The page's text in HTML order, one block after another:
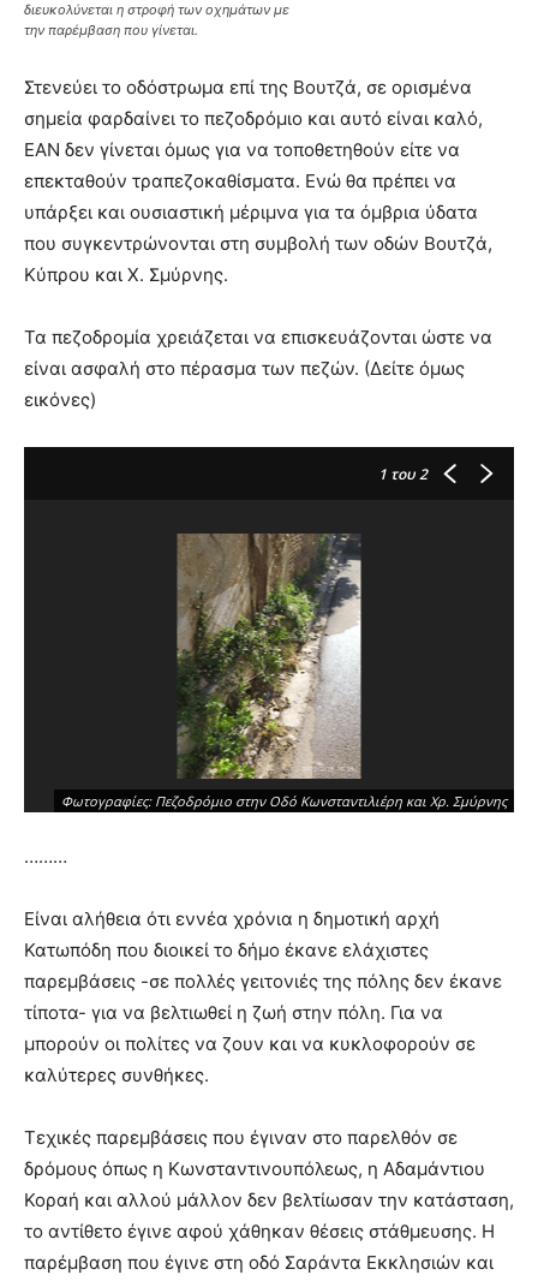
διευκολύνεται η στροφή των οχημάτων με
την παρέμβαση που γίνεται.
Στενεύει το οδόστρωμα επί της Βουτζά, σε ορισμένα
σημεία φαρδαίνει το πεζοδρόμιο και αυτό είναι καλό,
ΕΑΝ δεν γίνεται όμως για να τοποθετηθούν είτε να
επεκταθούν τραπεζοκαθίσματα. Ενώ θα πρέπει να
υπάρξει και ουσιαστική μέριμνα για τα όμβρια ύδατα
που συγκεντρώνονται στη συμβολή των οδών Βουτζά,
Κύπρου και Χ. Σμύρνης.
Τα πεζοδρομία χρειάζεται να επισκευάζονται ώστε να
είναι ασφαλή στο πέρασμα των πεζών. (Δείτε όμως
εικόνες)
1 του 2
Φωτογραφίες: Πεζοδρόμιο στην Οδό Κωνσταντιλιέρη και Χρ. Σμύρνης
………
Είναι αλήθεια ότι εννέα χρόνια η δημοτική αρχή
Κατωπόδη που διοικεί το δήμο έκανε ελάχιστες
παρεμβάσεις -σε πολλές γειτονιές της πόλης δεν έκανε
τίποτα- για να βελτιωθεί η ζωή στην πόλη. Για να
μπορούν οι πολίτες να ζουν και να κυκλοφορούν σε
καλύτερες συνθήκες.
Τεχικές παρεμβάσεις που έγιναν στο παρελθόν σε
δρόμους όπως η Κωνσταντινουπόλεως, η Αδαμάντιου
Κοραή και αλλού μάλλον δεν βελτίωσαν την κατάσταση,
το αντίθετο έγινε αφού χάθηκαν θέσεις στάθμευσης. Η
παρέμβαση που έγινε στη οδό Σαράντα Εκκλησιών και